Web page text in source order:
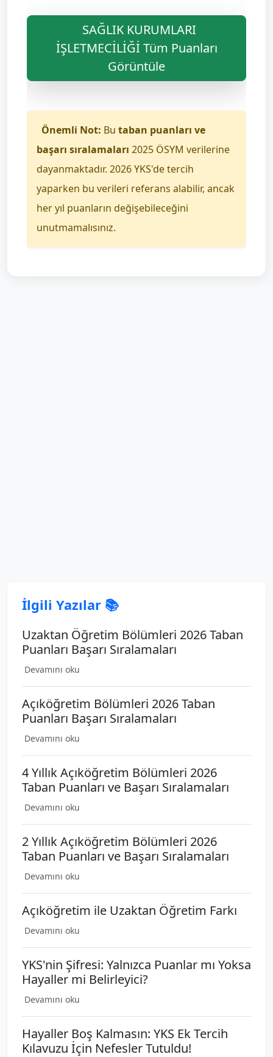
SAĞLIK KURUMLARI
İŞLETMECİLİĞİ Tüm Puanları
Görüntüle
Önemli Not: Bu taban puanları ve
başarı sıralamaları 2025 ÖSYM verilerine
dayanmaktadır. 2026 YKS'de tercih
yaparken bu verileri referans alabilir, ancak
her yıl puanların değişebileceğini
unutmamalısınız.
İlgili Yazılar 📚
Uzaktan Öğretim Bölümleri 2026 Taban
Puanları Başarı Sıralamaları
Devamını oku
Açıköğretim Bölümleri 2026 Taban
Puanları Başarı Sıralamaları
Devamını oku
4 Yıllık Açıköğretim Bölümleri 2026
Taban Puanları ve Başarı Sıralamaları
Devamını oku
2 Yıllık Açıköğretim Bölümleri 2026
Taban Puanları ve Başarı Sıralamaları
Devamını oku
Açıköğretim ile Uzaktan Öğretim Farkı
Devamını oku
YKS'nin Şifresi: Yalnızca Puanlar mı Yoksa
Hayaller mi Belirleyici?
Devamını oku
Hayaller Boş Kalmasın: YKS Ek Tercih
Kılavuzu İçin Nefesler Tutuldu!